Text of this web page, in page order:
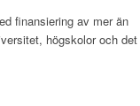
finansiering av mer än
högskolor och det